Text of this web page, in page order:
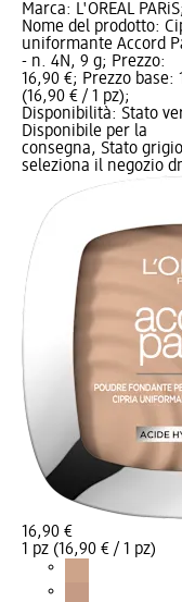
Marca: L'ORÉAL PARiS;
Nome del prodotto:
uniformante Accord
- n. 4N, 9 g; Prezzo:
16,90 €; Prezzo base:
(16,90 € / 1 pz);
Disponibilità: Stato
Disponibile per la
consegna, Stato grigio
seleziona il negozio
16,90 €
1 pz (16,90 € / 1 pz)